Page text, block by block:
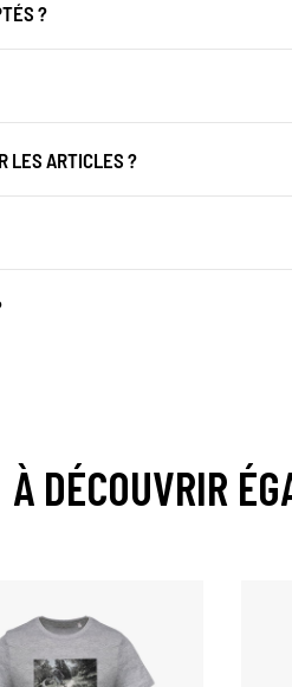
?
LES ARTICLES ?
À DÉCOUVRIR